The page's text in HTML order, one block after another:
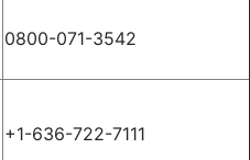
0800-071-3542
+1-636-722-7111